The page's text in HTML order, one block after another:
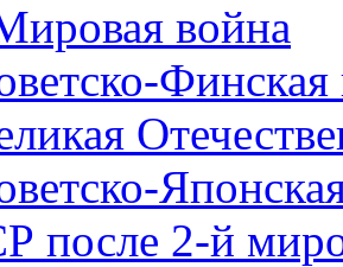
война
после 2-й